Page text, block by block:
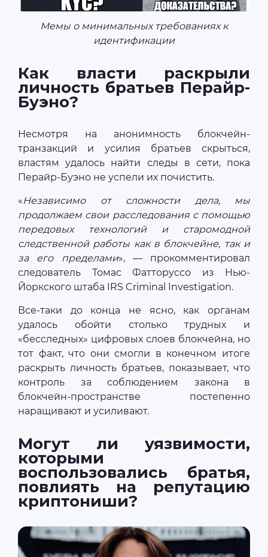
Мемы о минимальных требованиях к
идентификации
Как власти раскрыли
личность братьев Перайр-
Буэно?
Несмотря на анонимность блокчейн-
транзакций и усилия братьев скрыться,
властям удалось найти следы в сети, пока
Перайр-Буэно не успели их почистить.
«Независимо от сложности дела, мы
продолжаем свои расследования с помощью
передовых технологий и старомодной
следственной работы как в блокчейне, так и
за его пределами», — прокомментировал
следователь Томас Фатторуссо из Нью-
Йоркского штаба IRS Criminal Investigation.
Все-таки до конца не ясно, как органам
удалось обойти столько трудных и
«бесследных» цифровых слоев блокчейна, но
тот факт, что они смогли в конечном итоге
раскрыть личность братьев, показывает, что
контроль за соблюдением закона в
блокчейн-пространстве постепенно
наращивают и усиливают.
Могут ли уязвимости,
которыми
воспользовались братья,
повлиять на репутацию
криптониши?